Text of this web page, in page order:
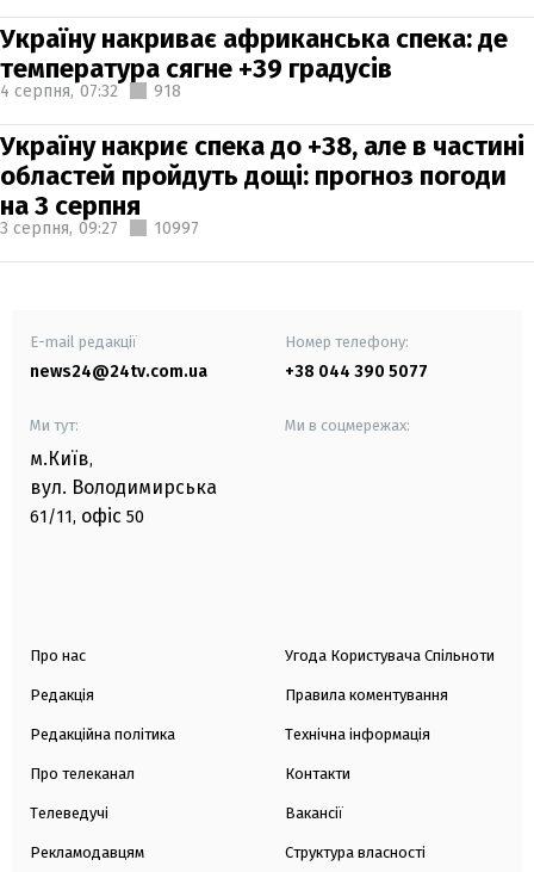
Україну накриває африканська спека: де
температура сягне +39 градусів
4 серпня, 07:32 918
Україну накриє спека до +38, але в частині
областей пройдуть дощі: прогноз погоди
на 3 серпня
3 серпня, 09:27 10997
E-mail редакції
news24@24tv.com.ua
Номер телефону:
+38 044 390 5077
Ми тут:
м.Київ,
вул. Володимирська
61/11, офіс 50
Ми в соцмережах:
Про нас
Редакція
Редакційна політика
Про телеканал
Телеведучі
Рекламодавцям
Угода Користувача Спільноти
Правила коментування
Технічна інформація
Контакти
Вакансії
Структура власності